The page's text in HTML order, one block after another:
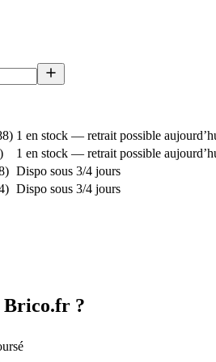
) 1 en stock — retrait possible
)
1 en stock — retrait possible
) Dispo sous 3/4 jours
) Dispo sous 3/4 jours
Brico.fr ?